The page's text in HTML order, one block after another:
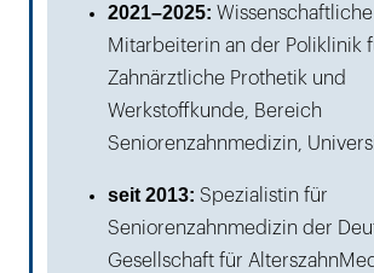
2021–2025: Wissenschaftliche
Mitarbeiterin an der Poliklinik
Zahnärztliche Prothetik und
Werkstoffkunde, Bereich
Seniorenzahnmedizin,
seit 2013: Spezialistin für
Seniorenzahnmedizin der
Gesellschaft für